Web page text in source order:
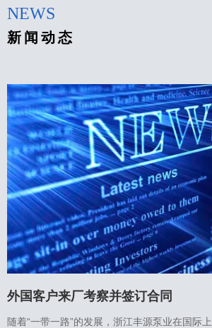
NEWS
新闻动态
外国客户来厂考察并签订合同
随着“一带一路”的发展，浙江丰源泵业在国际